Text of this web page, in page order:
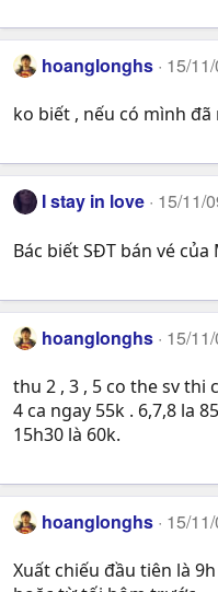
hoanglonghs 15/
ko biết , nếu có mình đã
I stay in love 15/11/
Bác biết SĐT bán vé
hoanglonghs 15/
thu 2 , 3 , 5 co the sv thi
4 ca ngay 55k . 6,7,8 la
15h30 là 60k.
hoanglonghs 15/
Xuất chiếu đầu tiên là